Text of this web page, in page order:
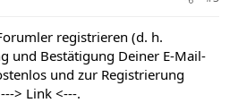
registrieren (d. h.
und Bestätigung Deiner E-Mail-
und zur Registrierung
---> Link <---.